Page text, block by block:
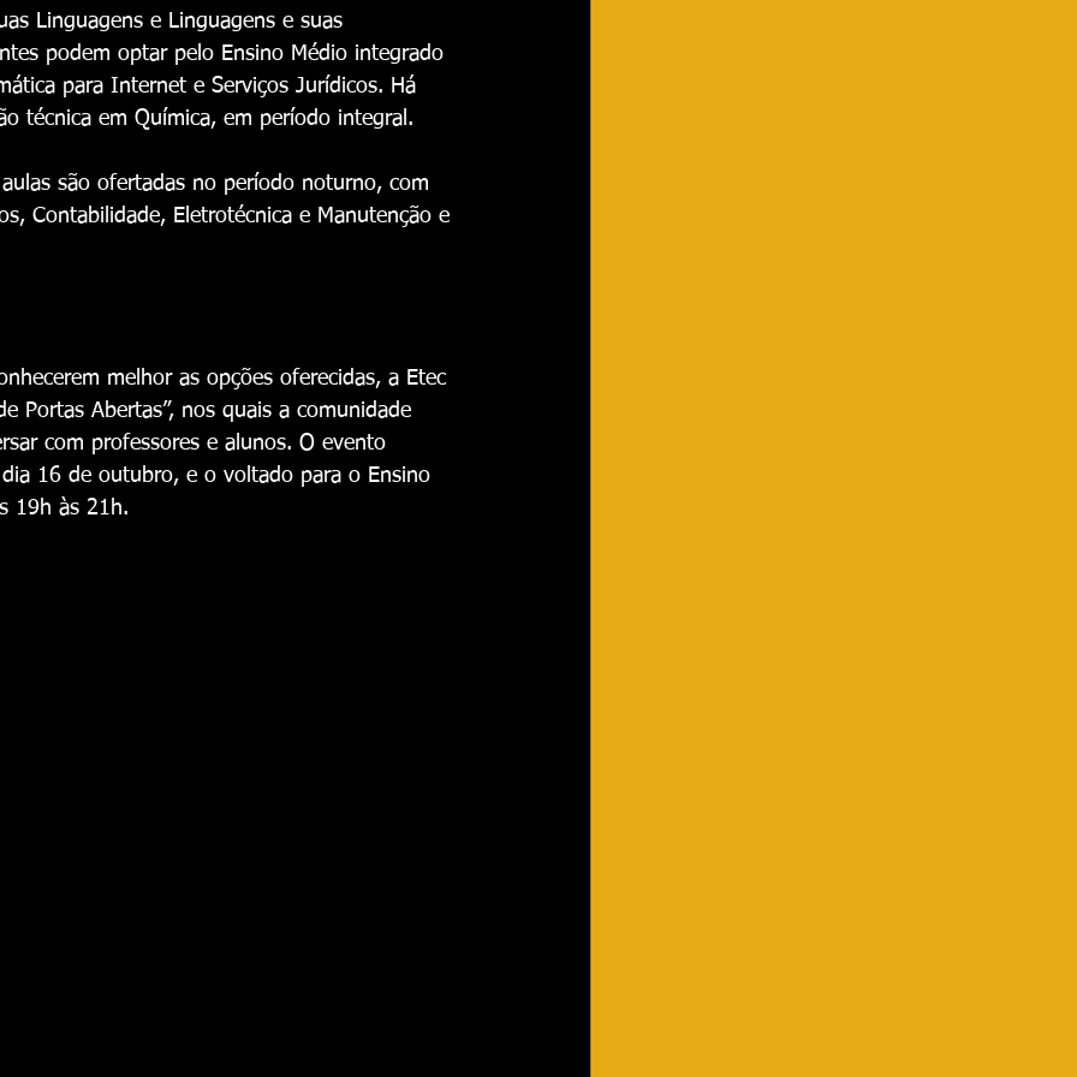
Linguagens e Linguagens e suas
podem optar pelo Ensino Médio integrado
para Internet e Serviços Jurídicos. Há
técnica em Química, em período integral.
são ofertadas no período noturno, com
Contabilidade, Eletrotécnica e Manutenção e
melhor as opções oferecidas, a Etec
Portas Abertas”, nos quais a comunidade
com professores e alunos. O evento
16 de outubro, e o voltado para o Ensino
19h às 21h.